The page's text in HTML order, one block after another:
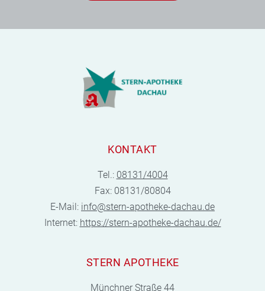
KONTAKT
Tel.: 08131/4004
Fax: 08131/80804
E-Mail: info@stern-apotheke-dachau.de
Internet: https://stern-apotheke-dachau.de/
STERN APOTHEKE
Münchner Straße 44